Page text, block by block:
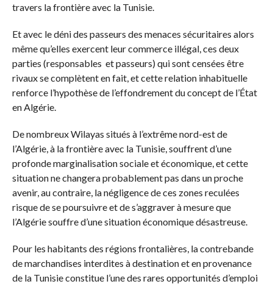
travers la frontière avec la Tunisie.
Et avec le déni des passeurs des menaces sécuritaires alors
même qu’elles exercent leur commerce illégal, ces deux
parties (responsables et passeurs) qui sont censées être
rivaux se complètent en fait, et cette relation inhabituelle
renforce l’hypothèse de l’effondrement du concept de l’État
en Algérie.
De nombreux Wilayas situés à l’extrême nord-est de
l’Algérie, à la frontière avec la Tunisie, souffrent d’une
profonde marginalisation sociale et économique, et cette
situation ne changera probablement pas dans un proche
avenir, au contraire, la négligence de ces zones reculées
risque de se poursuivre et de s’aggraver à mesure que
l’Algérie souffre d’une situation économique désastreuse.
Pour les habitants des régions frontalières, la contrebande
de marchandises interdites à destination et en provenance
de la Tunisie constitue l’une des rares opportunités d’emploi